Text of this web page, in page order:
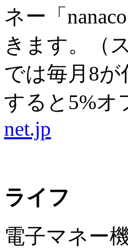
ネー「
きます。（
では毎月8が
すると5%
net.jp
ライフ
電子マネー